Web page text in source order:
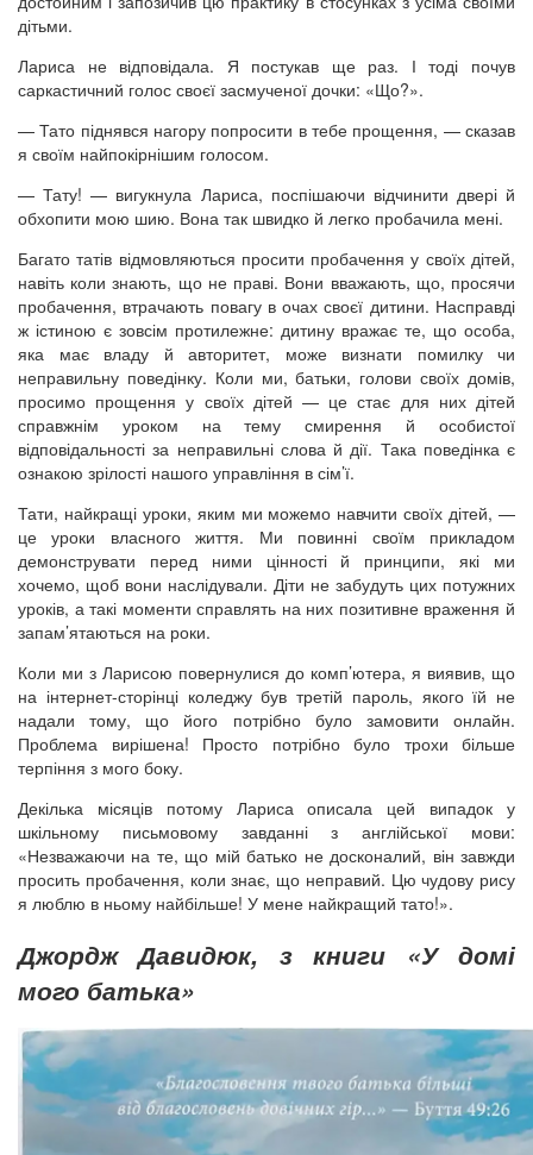
дітьми.
Лариса не відповідала. Я постукав ще раз. І тоді почув
саркастичний голос своєї засмученої дочки: «Що?».
— Тато піднявся нагору попросити в тебе прощення, — сказав
я своїм найпокірнішим голосом.
— Тату! — вигукнула Лариса, поспішаючи відчинити двері й
обхопити мою шию. Вона так швидко й легко пробачила мені.
Багато татів відмовляються просити пробачення у своїх дітей,
навіть коли знають, що не праві. Вони вважають, що, просячи
пробачення, втрачають повагу в очах своєї дитини. Насправді
ж істиною є зовсім протилежне: дитину вражає те, що особа,
яка має владу й авторитет, може визнати помилку чи
неправильну поведінку. Коли ми, батьки, голови своїх домів,
просимо прощення у своїх дітей — це стає для них дітей
справжнім уроком на тему смирення й особистої
відповідальності за неправильні слова й дії. Така поведінка є
ознакою зрілості нашого управління в сім’ї.
Тати, найкращі уроки, яким ми можемо навчити своїх дітей, —
це уроки власного життя. Ми повинні своїм прикладом
демонструвати перед ними цінності й принципи, які ми
хочемо, щоб вони наслідували. Діти не забудуть цих потужних
уроків, а такі моменти справлять на них позитивне враження й
запам’ятаються на роки.
Коли ми з Ларисою повернулися до комп’ютера, я виявив, що
на інтернет-сторінці коледжу був третій пароль, якого їй не
надали тому, що його потрібно було замовити онлайн.
Проблема вирішена! Просто потрібно було трохи більше
терпіння з мого боку.
Декілька місяців потому Лариса описала цей випадок у
шкільному письмовому завданні з англійської мови:
«Незважаючи на те, що мій батько не досконалий, він завжди
просить пробачення, коли знає, що неправий. Цю чудову рису
я люблю в ньому найбільше! У мене найкращий тато!».
Джордж Давидюк, з книги «У домі
мого батька»